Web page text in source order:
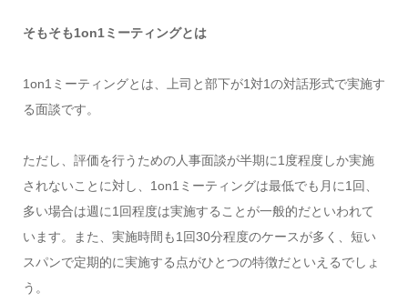
そもそも1on1ミーティングとは
1on1ミーティングとは、上司と部下が1対1の対話形式で実施す
る面談です。
ただし、評価を行うための人事面談が半期に1度程度しか実施
されないことに対し、1on1ミーティングは最低でも月に1回、
多い場合は週に1回程度は実施することが一般的だといわれて
います。また、実施時間も1回30分程度のケースが多く、短い
スパンで定期的に実施する点がひとつの特徴だといえるでしょ
う。